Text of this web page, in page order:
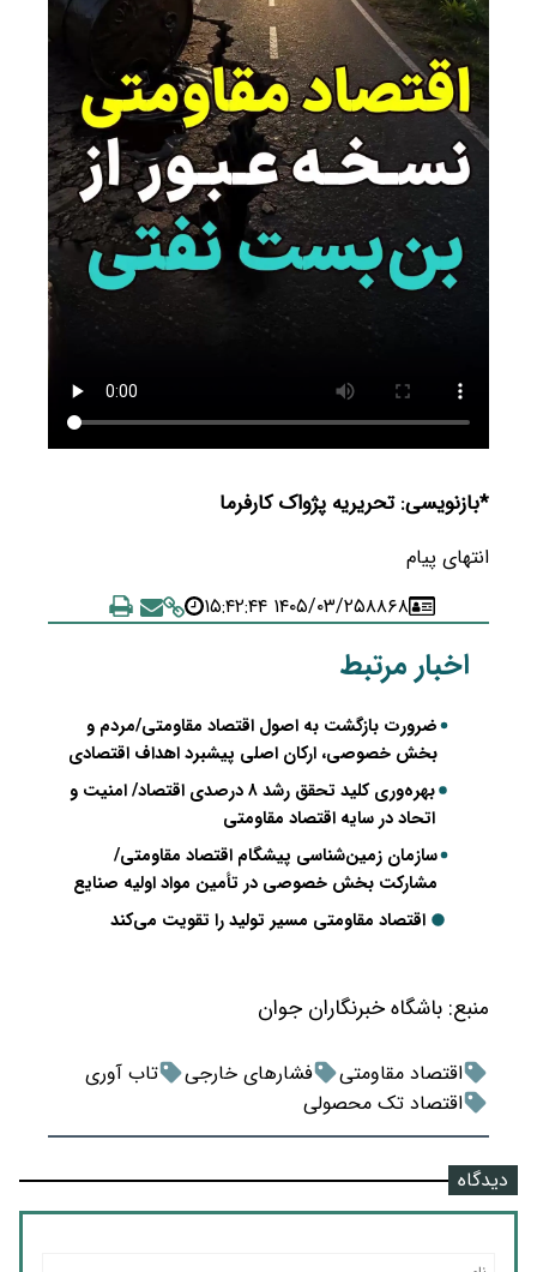
*بازنویسی: تحریریه پژواک کارفرما
انتهای پیام
۸۸۶۸۱۴۰۵/۰۳/۲۵ ۱۵:۴۲:۴۴
اخبار مرتبط
ضرورت بازگشت به اصول اقتصاد مقاومتی/مردم و
بخش خصوصی، ارکان اصلی پیشبرد اهداف اقتصادی
بهره‌وری کلید تحقق رشد ۸ درصدی اقتصاد/ امنیت و
اتحاد در سایه اقتصاد مقاومتی
سازمان زمین‌شناسی پیشگام اقتصاد مقاومتی/
مشارکت بخش خصوصی در تأمین مواد اولیه صنایع
اقتصاد مقاومتی مسیر تولید را تقویت می‌کند
منبع: باشگاه خبرنگاران جوان
اقتصاد مقاومتی فشارهای خارجی
تاب آوری
اقتصاد تک محصولی
دیدگاه